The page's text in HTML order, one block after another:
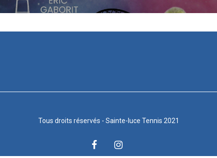
Tous droits réservés - Sainte-luce Tennis 2021
facebookinstagram